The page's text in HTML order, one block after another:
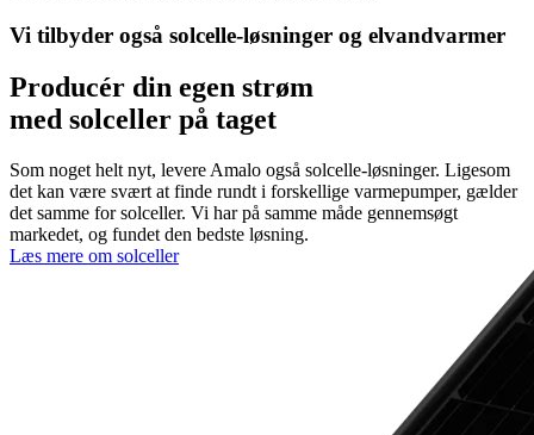
Vi tilbyder også solcelle-løsninger og elvandvarmer
Producér din egen strøm
med solceller på taget
Som noget helt nyt, levere Amalo også solcelle-løsninger. Ligesom
det kan være svært at finde rundt i forskellige varmepumper, gælder
det samme for solceller. Vi har på samme måde gennemsøgt
markedet, og fundet den bedste løsning.
Læs mere om solceller